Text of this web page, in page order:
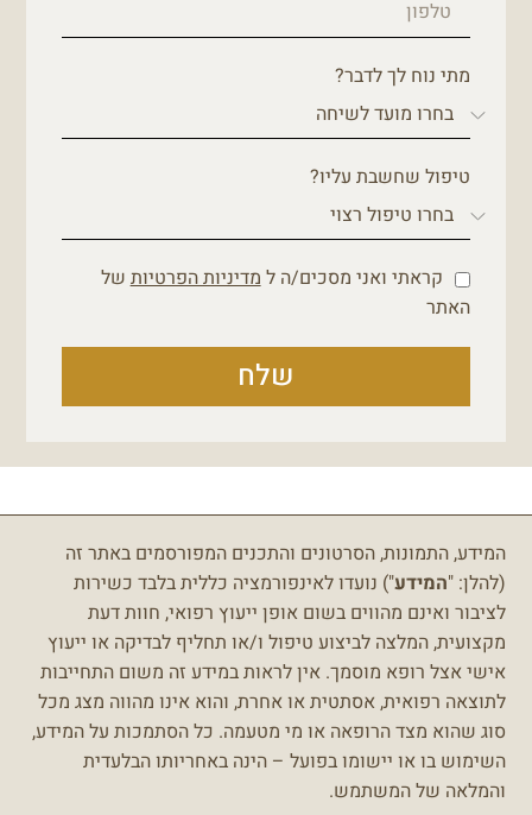
מתי נוח לך לדבר?
טיפול שחשבת עליו?
קראתי ואני מסכים/ה למדיניות הפרטיותשל
האתר
שלח
המידע, התמונות, הסרטונים והתכנים המפורסמים באתר זה
(להלן: "המידע") נועדו לאינפורמציה כללית בלבד כשירות
לציבור ואינם מהווים בשום אופן ייעוץ רפואי, חוות דעת
מקצועית, המלצה לביצוע טיפול ו/או תחליף לבדיקה או ייעוץ
אישי אצל רופא מוסמך. אין לראות במידע זה משום התחייבות
לתוצאה רפואית, אסתטית או אחרת, והוא אינו מהווה מצג מכל
סוג שהוא מצד הרופאה או מי מטעמה. כל הסתמכות על המידע,
השימוש בו או יישומו בפועל – הינה באחריותו הבלעדית
והמלאה של המשתמש.